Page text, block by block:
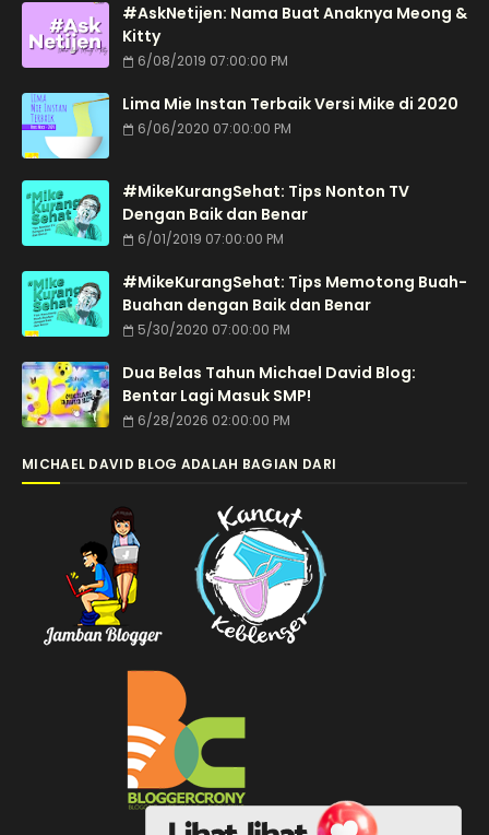
#AskNetijen: Nama Buat Anaknya Meong &
Kitty
6/08/2019 07:00:00 PM
Lima Mie Instan Terbaik Versi Mike di 2020
6/06/2020 07:00:00 PM
#MikeKurangSehat: Tips Nonton TV
Dengan Baik dan Benar
6/01/2019 07:00:00 PM
#MikeKurangSehat: Tips Memotong Buah-
Buahan dengan Baik dan Benar
5/30/2020 07:00:00 PM
Dua Belas Tahun Michael David Blog:
Bentar Lagi Masuk SMP!
6/28/2026 02:00:00 PM
MICHAEL DAVID BLOG ADALAH BAGIAN DARI